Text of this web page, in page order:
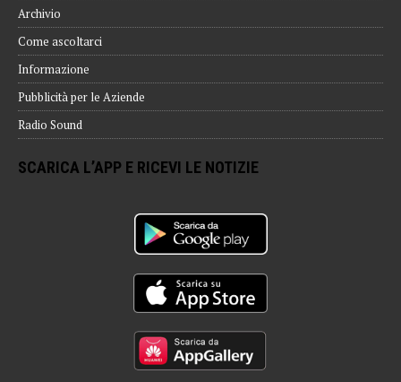
Archivio
Come ascoltarci
Informazione
Pubblicità per le Aziende
Radio Sound
SCARICA L’APP E RICEVI LE NOTIZIE